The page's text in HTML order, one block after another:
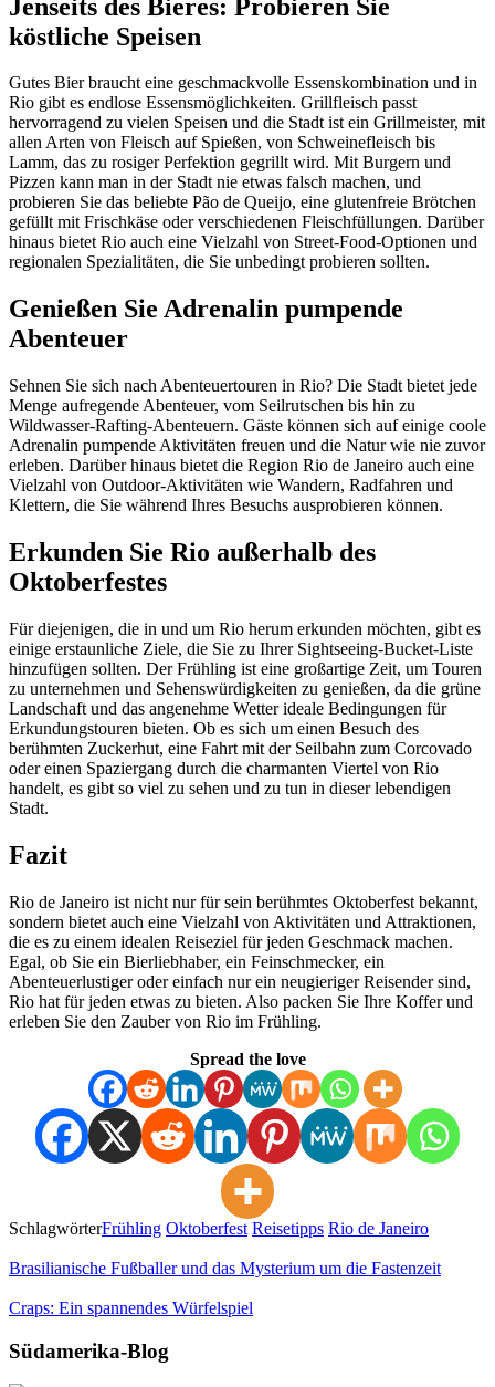
Jenseits des Bieres: Probieren Sie
köstliche Speisen
Gutes Bier braucht eine geschmackvolle Essenskombination und in
Rio gibt es endlose Essensmöglichkeiten. Grillfleisch passt
hervorragend zu vielen Speisen und die Stadt ist ein Grillmeister, mit
allen Arten von Fleisch auf Spießen, von Schweinefleisch bis
Lamm, das zu rosiger Perfektion gegrillt wird. Mit Burgern und
Pizzen kann man in der Stadt nie etwas falsch machen, und
probieren Sie das beliebte Pão de Queijo, eine glutenfreie Brötchen
gefüllt mit Frischkäse oder verschiedenen Fleischfüllungen. Darüber
hinaus bietet Rio auch eine Vielzahl von Street-Food-Optionen und
regionalen Spezialitäten, die Sie unbedingt probieren sollten.
Genießen Sie Adrenalin pumpende
Abenteuer
Sehnen Sie sich nach Abenteuertouren in Rio? Die Stadt bietet jede
Menge aufregende Abenteuer, vom Seilrutschen bis hin zu
Wildwasser-Rafting-Abenteuern. Gäste können sich auf einige coole
Adrenalin pumpende Aktivitäten freuen und die Natur wie nie zuvor
erleben. Darüber hinaus bietet die Region Rio de Janeiro auch eine
Vielzahl von Outdoor-Aktivitäten wie Wandern, Radfahren und
Klettern, die Sie während Ihres Besuchs ausprobieren können.
Erkunden Sie Rio außerhalb des
Oktoberfestes
Für diejenigen, die in und um Rio herum erkunden möchten, gibt es
einige erstaunliche Ziele, die Sie zu Ihrer Sightseeing-Bucket-Liste
hinzufügen sollten. Der Frühling ist eine großartige Zeit, um Touren
zu unternehmen und Sehenswürdigkeiten zu genießen, da die grüne
Landschaft und das angenehme Wetter ideale Bedingungen für
Erkundungstouren bieten. Ob es sich um einen Besuch des
berühmten Zuckerhut, eine Fahrt mit der Seilbahn zum Corcovado
oder einen Spaziergang durch die charmanten Viertel von Rio
handelt, es gibt so viel zu sehen und zu tun in dieser lebendigen
Stadt.
Fazit
Rio de Janeiro ist nicht nur für sein berühmtes Oktoberfest bekannt,
sondern bietet auch eine Vielzahl von Aktivitäten und Attraktionen,
die es zu einem idealen Reiseziel für jeden Geschmack machen.
Egal, ob Sie ein Bierliebhaber, ein Feinschmecker, ein
Abenteuerlustiger oder einfach nur ein neugieriger Reisender sind,
Rio hat für jeden etwas zu bieten. Also packen Sie Ihre Koffer und
erleben Sie den Zauber von Rio im Frühling.
Spread the love
SchlagwörterFrühling Oktoberfest Reisetipps Rio de Janeiro
Brasilianische Fußballer und das Mysterium um die Fastenzeit
Craps: Ein spannendes Würfelspiel
Südamerika-Blog